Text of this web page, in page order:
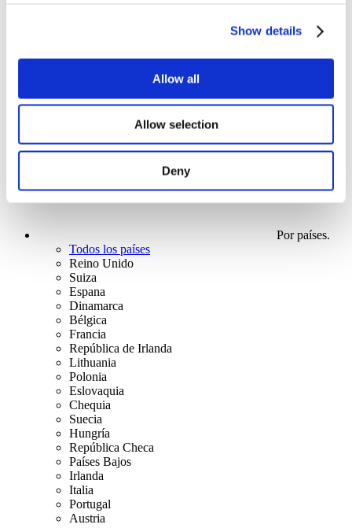
Show details
Allow all
Allow selection
Deny
Sin subgénero
Para aplicar
Por países.
Todos los países
Reino Unido
Suiza
Espana
Dinamarca
Bélgica
Francia
República de Irlanda
Lithuania
Polonia
Eslovaquia
Chequia
Suecia
Hungría
República Checa
Países Bajos
Irlanda
Italia
Portugal
Austria